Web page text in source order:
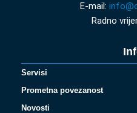
E-mail:
Radno
Servisi
Prometna povezanost
Novosti